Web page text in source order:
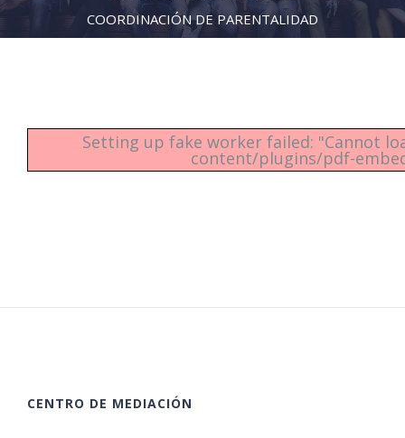
COORDINACIÓN DE PARENTALIDAD
Setting up fake worker failed: "Cannot
content/plugins/pdf-
CENTRO DE MEDIACIÓN